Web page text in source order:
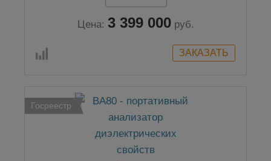
Цена: 3 399 000 руб.
Госреестр